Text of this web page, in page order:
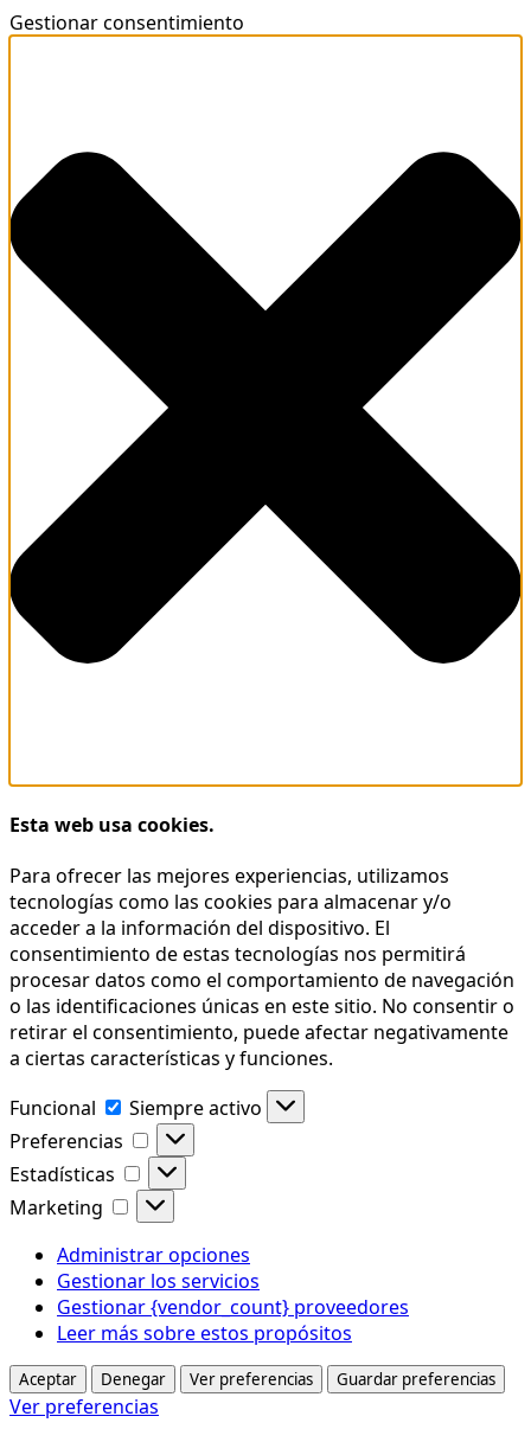
Gestionar consentimiento
Esta web usa cookies.
Para ofrecer las mejores experiencias, utilizamos
tecnologías como las cookies para almacenar y/o
acceder a la información del dispositivo. El
consentimiento de estas tecnologías nos permitirá
procesar datos como el comportamiento de navegación
o las identificaciones únicas en este sitio. No consentir o
retirar el consentimiento, puede afectar negativamente
a ciertas características y funciones.
Funcional
Funcional
Siempre activo
Preferencias
Preferencias
Estadísticas
Estadísticas
Marketing
Marketing
Administrar opciones
Gestionar los servicios
Gestionar {vendor_count} proveedores
Leer más sobre estos propósitos
Aceptar Denegar Ver preferencias Guardar preferencias
Ver preferencias